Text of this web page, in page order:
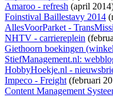
Amaroo - refresh (april
Foinstival Baillestavy 2014
AllesVoorParket -
NHTV - carriereplein
Giethoorn boekingen
StiefManagement.nl:
HobbyHoekje.nl -
Impeco - Freight(februari
Content Management